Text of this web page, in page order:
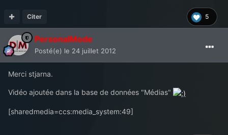
5
Citer
PersonalMode
Posté(e) le 24 juillet 2012
Merci stjarna.
Vidéo ajoutée dans la base de données "Médias"
[sharedmedia=ccs:media_system:49]